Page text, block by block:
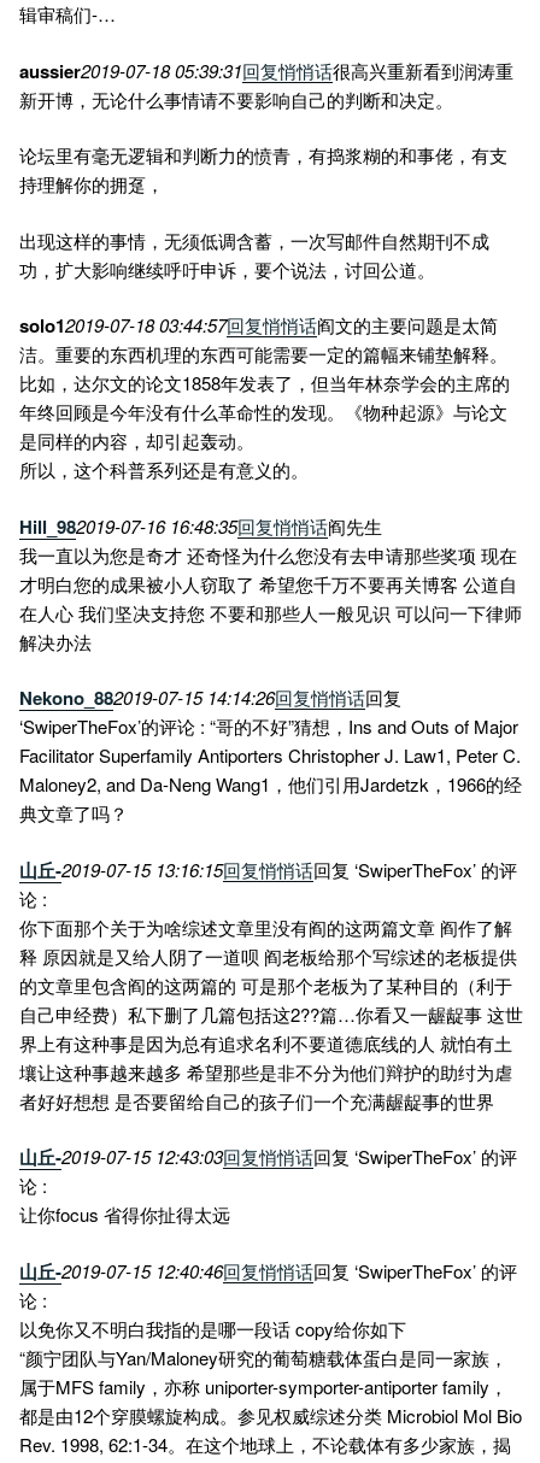
辑审稿们-…
aussier2019-07-18 05:39:31回复悄悄话很高兴重新看到润涛重
新开博，无论什么事情请不要影响自己的判断和决定。
论坛里有毫无逻辑和判断力的愤青，有捣浆糊的和事佬，有支
持理解你的拥趸，
出现这样的事情，无须低调含蓄，一次写邮件自然期刊不成
功，扩大影响继续呼吁申诉，要个说法，讨回公道。
solo12019-07-18 03:44:57回复悄悄话阎文的主要问题是太简
洁。重要的东西机理的东西可能需要一定的篇幅来铺垫解释。
比如，达尔文的论文1858年发表了，但当年林奈学会的主席的
年终回顾是今年没有什么革命性的发现。《物种起源》与论文
是同样的内容，却引起轰动。
所以，这个科普系列还是有意义的。
Hill_982019-07-16 16:48:35回复悄悄话阎先生
我一直以为您是奇才 还奇怪为什么您没有去申请那些奖项 现在
才明白您的成果被小人窃取了 希望您千万不要再关博客 公道自
在人心 我们坚决支持您 不要和那些人一般见识 可以问一下律师
解决办法
Nekono_882019-07-15 14:14:26回复悄悄话回复
‘SwiperTheFox’的评论 : “哥的不好”猜想，Ins and Outs of Major
Facilitator Superfamily Antiporters Christopher J. Law1, Peter C.
Maloney2, and Da-Neng Wang1，他们引用Jardetzk，1966的经
典文章了吗？
山丘-2019-07-15 13:16:15回复悄悄话回复 ‘SwiperTheFox’ 的评
论 :
你下面那个关于为啥综述文章里没有阎的这两篇文章 阎作了解
释 原因就是又给人阴了一道呗 阎老板给那个写综述的老板提供
的文章里包含阎的这两篇的 可是那个老板为了某种目的（利于
自己申经费）私下删了几篇包括这2??篇…你看又一龌龊事 这世
界上有这种事是因为总有追求名利不要道德底线的人 就怕有土
壤让这种事越来越多 希望那些是非不分为他们辩护的助纣为虐
者好好想想 是否要留给自己的孩子们一个充满龌龊事的世界
山丘-2019-07-15 12:43:03回复悄悄话回复 ‘SwiperTheFox’ 的评
论 :
让你focus 省得你扯得太远
山丘-2019-07-15 12:40:46回复悄悄话回复 ‘SwiperTheFox’ 的评
论 :
以免你又不明白我指的是哪一段话 copy给你如下
“颜宁团队与Yan/Maloney研究的葡萄糖载体蛋白是同一家族，
属于MFS family，亦称 uniporter-symporter-antiporter family，
都是由12个穿膜螺旋构成。参见权威综述分类 Microbiol Mol Bio
Rev. 1998, 62:1-34。在这个地球上，不论载体有多少家族，揭